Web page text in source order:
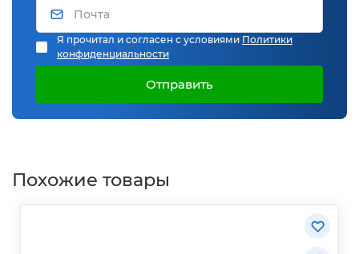
Я прочитал и согласен с условиями Политики
конфиденциальности
Отправить
Похожие товары